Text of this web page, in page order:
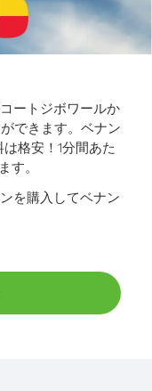
ートジボワールか
できます。 ベナン
格安！1分間あた
す。
を購入してベナン